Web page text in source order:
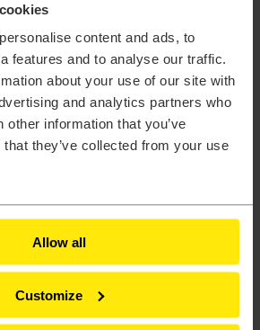
content and ads, to
features and to analyse our traffic.
about your use of our site with
and analytics partners who
other information that you’ve
they’ve collected from your use
Allow all
Customize
Poznaj mało znane
narzędzi, które
procesów
otwierając nowe
zadaniach
Czytaj więcej